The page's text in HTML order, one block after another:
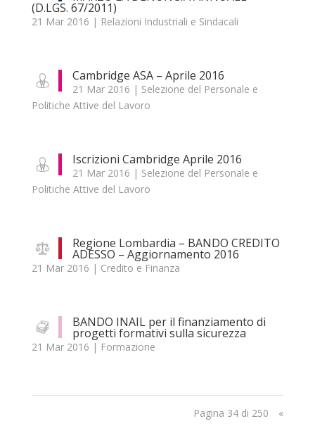
(D.LGS. 67/2011)
21 Mar 2016 | Relazioni Industriali e Sindacali
Cambridge ASA – Aprile 2016
21 Mar 2016 | Selezione del Personale e
Politiche Attive del Lavoro
Iscrizioni Cambridge Aprile 2016
21 Mar 2016 | Selezione del Personale e
Politiche Attive del Lavoro
Regione Lombardia – BANDO CREDITO
ADESSO – Aggiornamento 2016
21 Mar 2016 | Credito e Finanza
BANDO INAIL per il finanziamento di
progetti formativi sulla sicurezza
21 Mar 2016 | Formazione
Pagina 34 di 250
«